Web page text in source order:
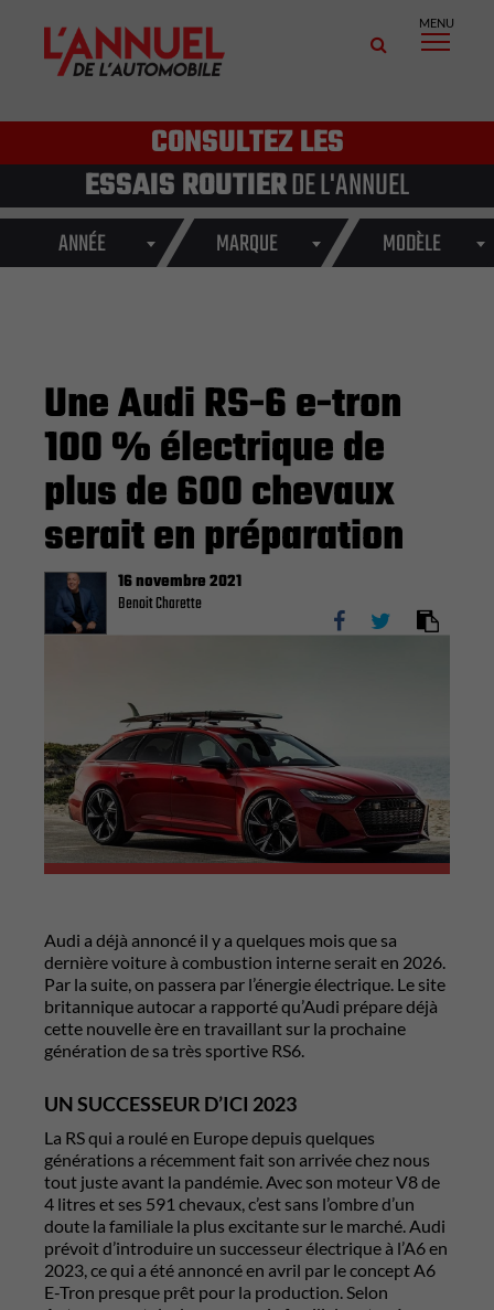
MENU
CONSULTEZ LES
ESSAIS ROUTIERDE L'ANNUEL
ANNÉE MARQUE MODÈLE
Une Audi RS-6 e-tron
100 % électrique de
plus de 600 chevaux
serait en préparation
16 novembre 2021
Benoit Charette
Audi a déjà annoncé il y a quelques mois que sa
dernière voiture à combustion interne serait en 2026.
Par la suite, on passera par l’énergie électrique. Le site
britannique autocar a rapporté qu’Audi prépare déjà
cette nouvelle ère en travaillant sur la prochaine
génération de sa très sportive RS6.
UN SUCCESSEUR D’ICI 2023
La RS qui a roulé en Europe depuis quelques
générations a récemment fait son arrivée chez nous
tout juste avant la pandémie. Avec son moteur V8 de
4 litres et ses 591 chevaux, c’est sans l’ombre d’un
doute la familiale la plus excitante sur le marché. Audi
prévoit d’introduire un successeur électrique à l’A6 en
2023, ce qui a été annoncé en avril par le concept A6
E-Tron presque prêt pour la production. Selon